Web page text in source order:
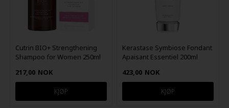
Cutrin BIO+ Strengthening
Shampoo for Women 250ml
217,00 NOK
Kerastase Symbiose Fondant
Apaisant Essentiel 200ml
423,00 NOK